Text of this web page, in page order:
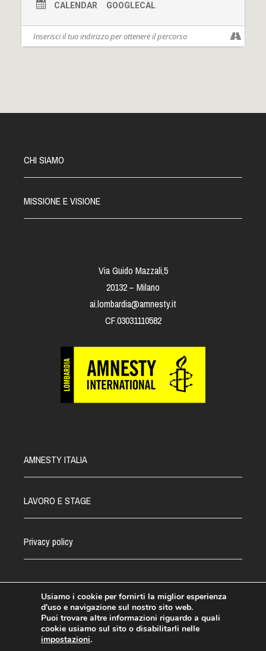
CALENDAR GOOGLECAL
CHI SIAMO
MISSIONE E VISIONE
Via Guido Mazzali,5
20132 – Milano
ai.lombardia@amnesty.it
CF.03031110582
AMNESTY ITALIA
LAVORO E STAGE
Privacy policy
©Amnesty Lombardia 2021 - CF.03031110582
Usiamo i cookie per fornirti la miglior esperienza
d'uso e navigazione sul nostro sito web.
Puoi trovare altre informazioni riguardo a quali
cookie usiamo sul sito o disabilitarli nelle
impostazioni.